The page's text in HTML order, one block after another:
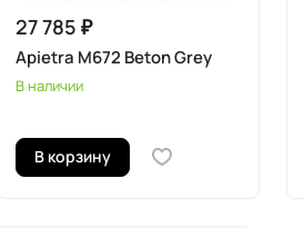
27 785 ₽
Apietra M672 Beton Grey
В наличии
В корзину